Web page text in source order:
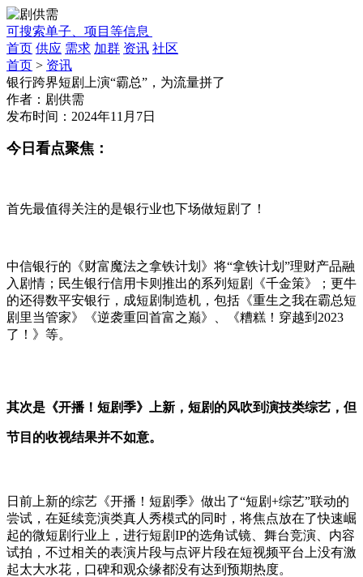
可搜索单子、项目等信息
首页 供应 需求 加群 资讯 社区
首页 > 资讯
银行跨界短剧上演“霸总”，为流量拼了
作者： 剧供需
发布时间： 2024年11月7日
今日看点聚焦：
首先最值得关注的是银行业也下场做短剧了！
中信银行的《财富魔法之拿铁计划》将“拿铁计划”理财产品融
入剧情；民生银行信用卡则推出的系列短剧《千金策》；更牛
的还得数平安银行，成短剧制造机，包括《重生之我在霸总短
剧里当管家》《逆袭重回首富之巅》、《糟糕！穿越到2023
了！》等。
其次是《开播！短剧季》上新，短剧的风吹到演技类综艺，但
节目的收视结果并不如意。
日前上新的综艺《开播！短剧季》做出了“短剧+综艺”联动的
尝试，在延续竞演类真人秀模式的同时，将焦点放在了快速崛
起的微短剧行业上，进行短剧IP的选角试镜、舞台竞演、内容
试拍，不过相关的表演片段与点评片段在短视频平台上没有激
起太大水花，口碑和观众缘都没有达到预期热度。